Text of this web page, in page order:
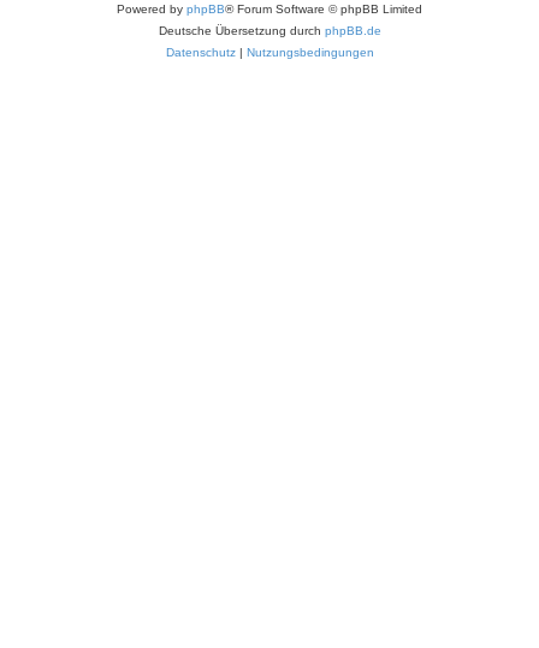
Powered by phpBB® Forum Software © phpBB Limited
Deutsche Übersetzung durch phpBB.de
Datenschutz| Nutzungsbedingungen